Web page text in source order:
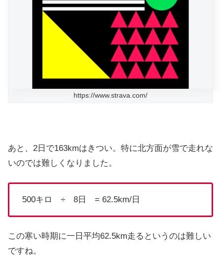
https://www.strava.com/
あと、2日で163kmはきつい。特に北方面が雪で走れな
いのでは難しくなりました。
500キロ ÷ 8日 = 62.5km/日
この寒い時期に一日平均62.5km走るというのは難しい
ですね。